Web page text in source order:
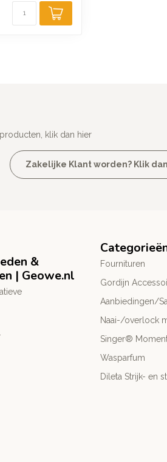
klik dan hier
Zakelijke Klant worden? Klik
&
| Geowe.nl
Fournituren
Gordijn
Aanbiedingen/
Naai-/overlock
Singer®
Wasparfum
Dileta Strijk- en